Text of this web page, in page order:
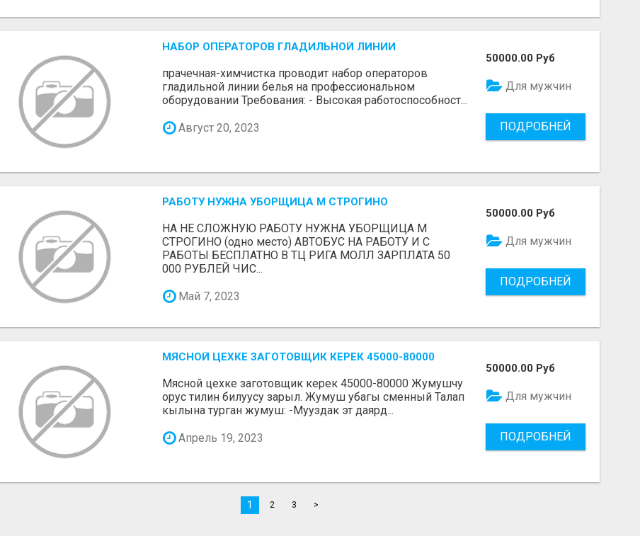
НАБОР ОПЕРАТОРОВ ГЛАДИЛЬНОЙ ЛИНИИ
прачечная-химчистка проводит набор операторов
гладильной линии белья на профессиональном
оборудовании Требования: - Высокая работоспособност...
Август 20, 2023
50000.00 Руб
Для мужчин
ПОДРОБНЕЙ
РАБОТУ НУЖНА УБОРЩИЦА М СТРОГИНО
НА НЕ СЛОЖНУЮ РАБОТУ НУЖНА УБОРЩИЦА М
СТРОГИНО (одно место) АВТОБУС НА РАБОТУ И С
РАБОТЫ БЕСПЛАТНО В ТЦ РИГА МОЛЛ ЗАРПЛАТА 50
000 РУБЛЕЙ ЧИС...
Май 7, 2023
50000.00 Руб
Для мужчин
ПОДРОБНЕЙ
МЯСНОЙ ЦЕХКЕ ЗАГОТОВЩИК КЕРЕК 45000-80000
Мясной цехке заготовщик керек 45000-80000 Жумушчу
орус тилин билуусу зарыл. Жумуш убагы сменный Талап
кылына турган жумуш: -Мууздак эт даярд...
Апрель 19, 2023
50000.00 Руб
Для мужчин
ПОДРОБНЕЙ
1 2 3 >